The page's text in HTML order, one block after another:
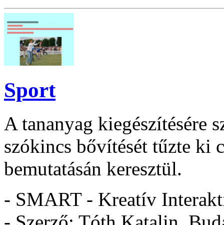
Sport
A tananyag kiegészítésére
szókincs bővítését tűzte ki
bemutatásán keresztül.
- SMART - Kreatív